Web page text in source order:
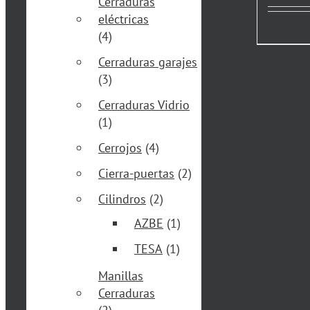
eléctricas
(4)
Cerraduras garajes
(3)
Cerraduras Vidrio
(1)
Cerrojos (4)
Cierra-puertas (2)
Cilindros (2)
AZBE (1)
TESA (1)
Manillas
Cerraduras